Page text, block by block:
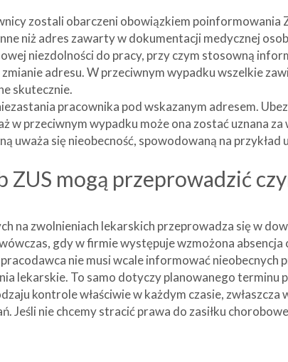
zostali obarczeni obowiązkiem poinformowania
niż adres zawarty w dokumentacji medycznej
niezdolności do pracy, przy czym stosowną
adresu. W przeciwnym wypadku wszelkie
skutecznie.
pracownika pod wskazanym adresem.
w przeciwnym wypadku może ona zostać uznana
uważa się nieobecność, spowodowaną na
ZUS mogą przeprowadzić
na zwolnieniach lekarskich przeprowadza się w
gdy w firmie występuje wzmożona
nie musi wcale informować
lekarskie. To samo dotyczy planowanego
kontrole właściwie w każdym czasie,
Jeśli nie chcemy stracić prawa do zasiłku